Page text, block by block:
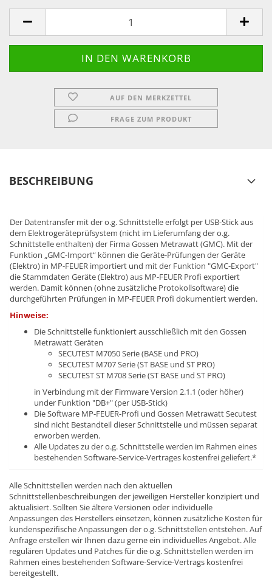
AUF DEN MERKZETTEL
FRAGE ZUM PRODUKT
BESCHREIBUNG
Der Datentransfer mit der o.g. Schnittstelle erfolgt per USB-Stick aus
dem Elektrogeräteprüfsystem (nicht im Lieferumfang der o.g.
Schnittstelle enthalten) der Firma Gossen Metrawatt (GMC). Mit der
Funktion „GMC-Import“ können die Geräte-Prüfungen der Geräte
(Elektro) in MP-FEUER importiert und mit der Funktion "GMC-Export"
die Stammdaten Geräte (Elektro) aus MP-FEUER Profi exportiert
werden. Damit können (ohne zusätzliche Protokollsoftware) die
durchgeführten Prüfungen in MP-FEUER Profi dokumentiert werden.
Hinweise:
Die Schnittstelle funktioniert ausschließlich mit den Gossen
Metrawatt Geräten
SECUTEST M7050 Serie (BASE und PRO)
SECUTEST M707 Serie (ST BASE und ST PRO)
SECUTEST ST M708 Serie (ST BASE und ST PRO)
in Verbindung mit der Firmware Version 2.1.1 (oder höher)
under Funktion "DB+" (per USB-Stick)
Die Software MP-FEUER-Profi und Gossen Metrawatt Secutest
sind nicht Bestandteil dieser Schnittstelle und müssen separat
erworben werden.
Alle Updates zu der o.g. Schnittstelle werden im Rahmen eines
bestehenden Software-Service-Vertrages kostenfrei geliefert.*
Alle Schnittstellen werden nach den aktuellen
Schnittstellenbeschreibungen der jeweiligen Hersteller konzipiert und
aktualisiert. Sollten Sie ältere Versionen oder individuelle
Anpassungen des Herstellers einsetzen, können zusätzliche Kosten für
kundenspezifische Anpassungen der o.g. Schnittstellen entstehen. Auf
Anfrage erstellen wir Ihnen dazu gerne ein individuelles Angebot. Alle
regulären Updates und Patches für die o.g. Schnittstellen werden im
Rahmen eines bestehenden Software-Service-Vertrags kostenfrei
bereitgestellt.